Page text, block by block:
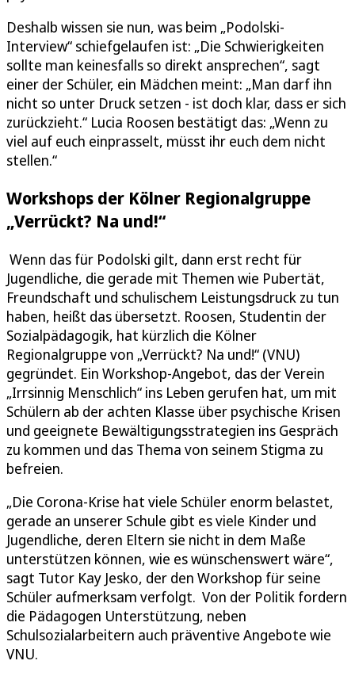
Deshalb wissen sie nun, was beim „Podolski-
Interview“ schiefgelaufen ist: „Die Schwierigkeiten
sollte man keinesfalls so direkt ansprechen“, sagt
einer der Schüler, ein Mädchen meint: „Man darf ihn
nicht so unter Druck setzen - ist doch klar, dass er sich
zurückzieht.“ Lucia Roosen bestätigt das: „Wenn zu
viel auf euch einprasselt, müsst ihr euch dem nicht
stellen.“
Workshops der Kölner Regionalgruppe
„Verrückt? Na und!“
Wenn das für Podolski gilt, dann erst recht für
Jugendliche, die gerade mit Themen wie Pubertät,
Freundschaft und schulischem Leistungsdruck zu tun
haben, heißt das übersetzt. Roosen, Studentin der
Sozialpädagogik, hat kürzlich die Kölner
Regionalgruppe von „Verrückt? Na und!“ (VNU)
gegründet. Ein Workshop-Angebot, das der Verein
„Irrsinnig Menschlich“ ins Leben gerufen hat, um mit
Schülern ab der achten Klasse über psychische Krisen
und geeignete Bewältigungsstrategien ins Gespräch
zu kommen und das Thema von seinem Stigma zu
befreien.
„Die Corona-Krise hat viele Schüler enorm belastet,
gerade an unserer Schule gibt es viele Kinder und
Jugendliche, deren Eltern sie nicht in dem Maße
unterstützen können, wie es wünschenswert wäre“,
sagt Tutor Kay Jesko, der den Workshop für seine
Schüler aufmerksam verfolgt. Von der Politik fordern
die Pädagogen Unterstützung, neben
Schulsozialarbeitern auch präventive Angebote wie
VNU.